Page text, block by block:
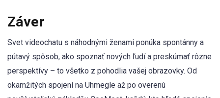
Záver
Svet videochatu s náhodnými ženami ponúka spontánny a
pútavý spôsob, ako spoznať nových ľudí a preskúmať rôzne
perspektívy – to všetko z pohodlia vašej obrazovky. Od
okamžitých spojení na Uhmegle až po overenú